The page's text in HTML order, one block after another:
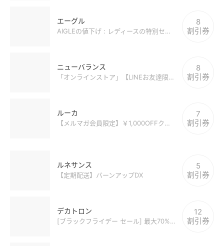
エーグル
AIGLEの値下げ : レディースの特別セール [MAX50%OFF]
8
割引券
ニューバランス
「オンラインストア」【LINEお友達限定】割引クーポンやセール情報をゲット
8
割引券
ルーカ
【メルマガ会員限定】￥1,000OFFクーポン [RVCA]
7
割引券
ルネサンス
【定期配送】バーンアップDX
5
割引券
デカトロン
[ブラックフライデー セール] 最大70%OFF
12
割引券